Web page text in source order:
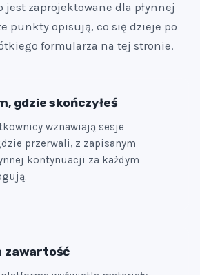
jest zaprojektowane dla płynnej
punkty opisują, co się dzieje po
formularza na tej stronie.
gdzie skończyłeś
wznawiają sesje
przerwali, z zapisanym
kontynuacji za każdym
zawartość